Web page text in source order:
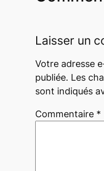
Laisser un
Votre adresse
publiée. Les
sont indiqués
Commentaire *